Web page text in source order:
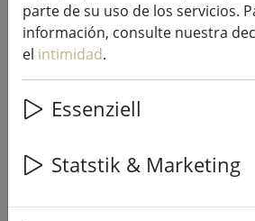
Sirius Tech-Line luces
cable de alimentación
1,5 m negro
parte de su uso de los servicios.
información, consulte nuestra
el intimidad.
Essenziell
Statstik & Marketing